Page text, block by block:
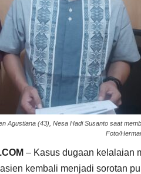
Agustiana (43), Nesa Hadi Susanto saat
Foto/
– Kasus dugaan kelalaian
kembali menjadi sorotan